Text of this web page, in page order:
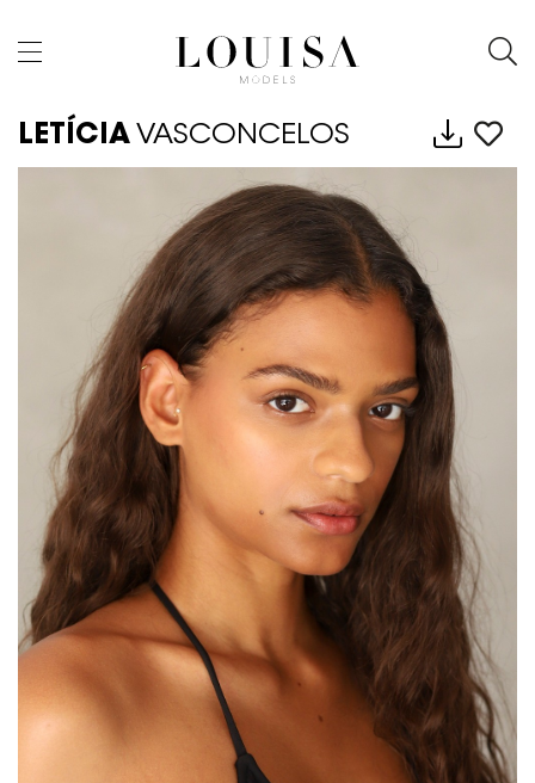
LETÍCIAVASCONCELOS